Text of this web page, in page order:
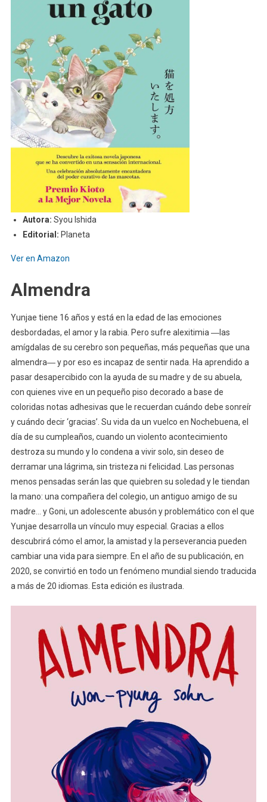
Autora: Syou Ishida
Editorial: Planeta
Ver en Amazon
Almendra
Yunjae tiene 16 años y está en la edad de las emociones
desbordadas, el amor y la rabia. Pero sufre alexitimia ―las
amígdalas de su cerebro son pequeñas, más pequeñas que una
almendra― y por eso es incapaz de sentir nada. Ha aprendido a
pasar desapercibido con la ayuda de su madre y de su abuela,
con quienes vive en un pequeño piso decorado a base de
coloridas notas adhesivas que le recuerdan cuándo debe sonreír
y cuándo decir ‘gracias’. Su vida da un vuelco en Nochebuena, el
día de su cumpleaños, cuando un violento acontecimiento
destroza su mundo y lo condena a vivir solo, sin deseo de
derramar una lágrima, sin tristeza ni felicidad. Las personas
menos pensadas serán las que quiebren su soledad y le tiendan
la mano: una compañera del colegio, un antiguo amigo de su
madre… y Goni, un adolescente abusón y problemático con el que
Yunjae desarrolla un vínculo muy especial. Gracias a ellos
descubrirá cómo el amor, la amistad y la perseverancia pueden
cambiar una vida para siempre. En el año de su publicación, en
2020, se convirtió en todo un fenómeno mundial siendo traducida
a más de 20 idiomas. Esta edición es ilustrada.